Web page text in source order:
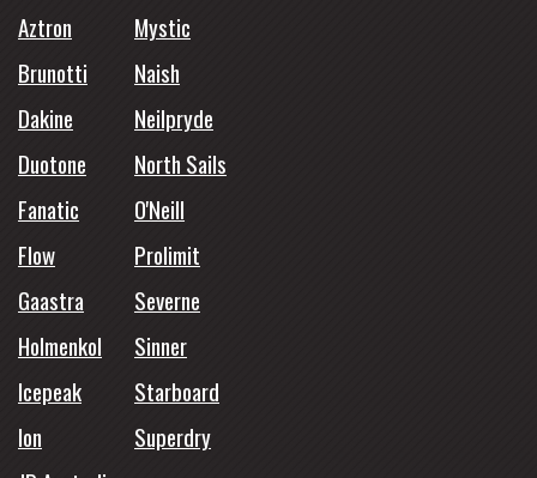
Aztron
Mystic
Brunotti
Naish
Dakine
Neilpryde
Duotone
North Sails
Fanatic
O'Neill
Flow
Prolimit
Gaastra
Severne
Holmenkol
Sinner
Icepeak
Starboard
Ion
Superdry